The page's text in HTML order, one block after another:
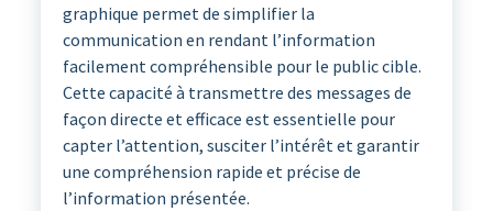
graphique permet de simplifier la
communication en rendant l’information
facilement compréhensible pour le public cible.
Cette capacité à transmettre des messages de
façon directe et efficace est essentielle pour
capter l’attention, susciter l’intérêt et garantir
une compréhension rapide et précise de
l’information présentée.